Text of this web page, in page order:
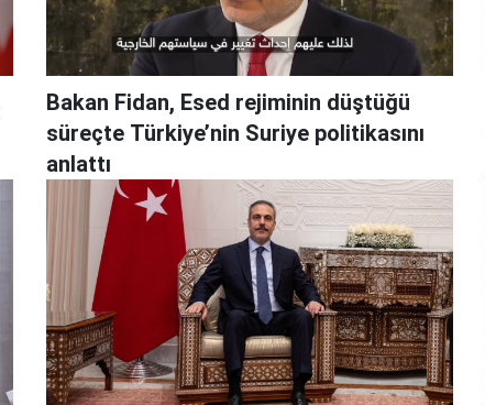
Bakan Fidan, Esed rejiminin düştüğü
süreçte Türkiye’nin Suriye politikasını
anlattı